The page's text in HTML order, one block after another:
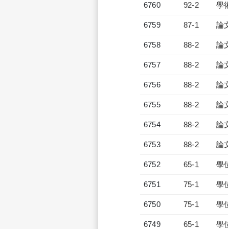
6760 92-2 學
6759 87-1 論
6758 88-2 論
6757 88-2 論
6756 88-2 論
6755 88-2 論
6754 88-2 論
6753 88-2 論
6752 65-1 學
6751 75-1 學
6750 75-1 學
6749 65-1 學